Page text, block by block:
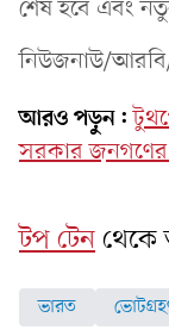
শেষ হবে এবং
নিউজনাউ/
আরও পড়ুন:
সরকার জনগণের
টপ টেন
ভারত